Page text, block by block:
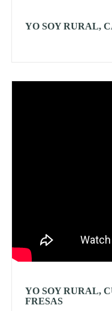
YO SOY RURAL,
YO SOY RURAL,
FRESAS